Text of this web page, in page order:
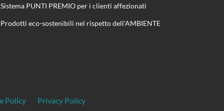
Sistema PUNTI PREMIO per i clienti affezionati
Prodotti eco-sostenibili nel rispetto dell'AMBIENTE
Policy Privacy Policy